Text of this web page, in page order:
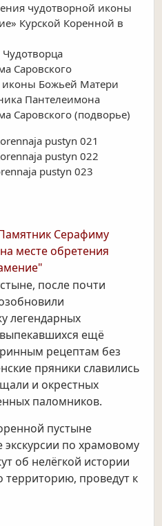
чудотворной иконы
Курской Коренной в
Саровского
иконы Божьей Матери
Пантелеимона
Саровского (подворье)
pustyn 021
pustyn 022
pustyn 023
Серафиму
месте обретения
после почти
легендарных
ещё
рецептам без
пряники славились
и окрестных
паломников.
пустыне
экскурсии по храмовому
об нелёгкой истории
территорию, проведут к